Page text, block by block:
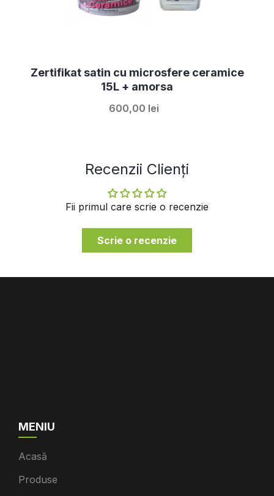
Zertifikat satin cu microsfere ceramice
15L + amorsa
600,00 lei
Recenzii Clienți
Fii primul care scrie o recenzie
Scrie o recenzie
MENIU
Acasă
Produse